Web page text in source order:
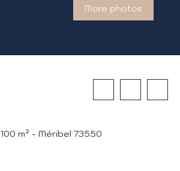
More photos
m² - Méribel 73550